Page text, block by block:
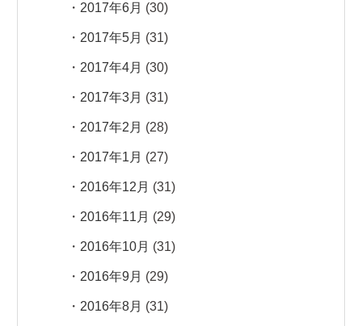
2017年6月 (30)
2017年5月 (31)
2017年4月 (30)
2017年3月 (31)
2017年2月 (28)
2017年1月 (27)
2016年12月 (31)
2016年11月 (29)
2016年10月 (31)
2016年9月 (29)
2016年8月 (31)